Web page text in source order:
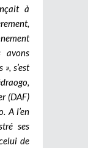
à
avons
s’est
(DAF)
A l’en
ses
de